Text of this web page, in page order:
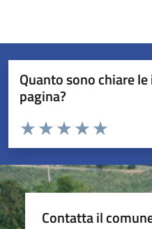
Quanto sono chiare
pagina?
Valuta da 1 a 5 stelle la pagina
Valuta 5
Valuta 4 stelle
Valuta 3 stelle su 5
Valuta 2 stelle su 5
Valuta 1 stelle su 5
Contatta il